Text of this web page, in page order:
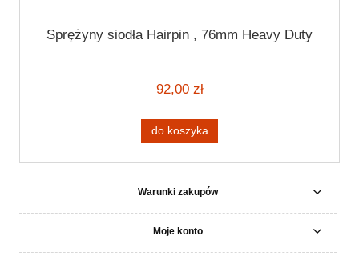
Sprężyny siodła Hairpin , 76mm Heavy Duty
92,00 zł
do koszyka
Warunki zakupów
Moje konto